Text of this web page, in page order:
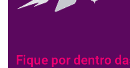
Fique por dentro